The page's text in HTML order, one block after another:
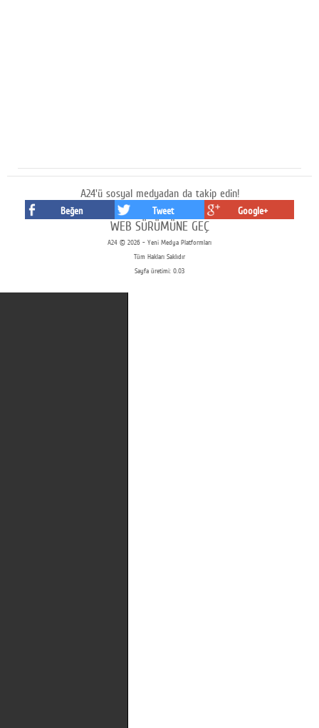
A24'ü sosyal medyadan da takip edin!
Beğen Tweet Google+
WEB SÜRÜMÜNE GEÇ
A24 © 2026 - Yeni Medya Platformları
Tüm Hakları Saklıdır
Sayfa üretimi: 0.03